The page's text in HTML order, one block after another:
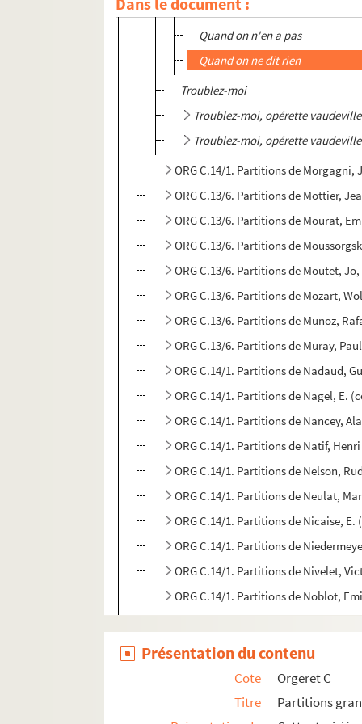
Marina
Quand on n'en a pas
Quand on ne dit rien
Troublez-moi
Troublez-moi, opérette
Troublez-moi, opérette
ORG C.14/1. Partitions de Morgagni,
ORG C.13/6. Partitions de Mottier,
ORG C.13/6. Partitions de Mourat,
ORG C.13/6. Partitions de
ORG C.13/6. Partitions de Moutet,
ORG C.13/6.
ORG C.13/6. Partitions de Munoz,
ORG C.13/6. Partitions de Muray,
ORG C.14/1. Partitions de Nadaud,
ORG C.14/1. Partitions de Nagel, E.
ORG C.14/1. Partitions de Nancey,
ORG C.14/1. Partitions de Natif,
ORG C.14/1. Partitions de Nelson,
ORG C.14/1. Partitions de Neulat,
ORG C.14/1. Partitions de Nicaise,
ORG C.14/1. Partitions de
ORG C.14/1. Partitions de Nivelet,
ORG C.14/1. Partitions de Noblot,
ORG C.15/1. Partitions de Oberfeld,
ORG C.15/1. Partitions de Oréfiche,
ORG C.15/1. Partitions de Orlando,
Présentation du contenu
Cote
Orgeret C
Titre
Partitions